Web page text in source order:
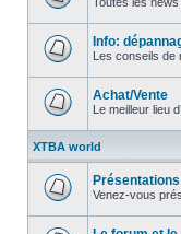
message
non
message
non
Info:
Les conseils de
message
non
lu
Achat/Vente
Le meilleur lieu
XTBA world
message
non
Venez-vous